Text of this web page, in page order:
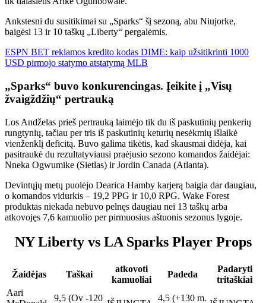
Ankstesni du susitikimai su „Sparks“ šį sezoną, abu Niujorke,
baigėsi 13 ir 10 taškų „Liberty“ pergalėmis.
ESPN BET reklamos kredito kodas DIME: kaip užsitikrinti 1000
USD pirmojo statymo atstatymą MLB
„Sparks“ buvo konkurencingas. Įeikite į „Visų
žvaigždžių“ pertrauką
Los Andželas prieš pertrauką laimėjo tik du iš paskutinių penkerių
rungtynių, tačiau per tris iš paskutinių keturių nesėkmių išlaikė
vienženklį deficitą. Buvo galima tikėtis, kad skausmai didėja, kai
pasitraukė du rezultatyviausi praėjusio sezono komandos žaidėjai:
Nneka Ogwumike (Sietlas) ir Jordin Canada (Atlanta).
Devintųjų metų puolėjo Dearica Hamby karjerą baigia dar daugiau,
o komandos vidurkis – 19,2 PPG ir 10,0 RPG. Wake Forest
produktas niekada nebuvo pelnęs daugiau nei 13 taškų arba
atkovojęs 7,6 kamuolio per pirmuosius aštuonis sezonus lygoje.
NY Liberty vs LA Sparks Player Props
Žaidėjas Taškai
atkovoti
kamuoliai
Padeda
Padaryti
tritaškiai
Aari
9,5 (Ov -120 4,5 (+130 m.